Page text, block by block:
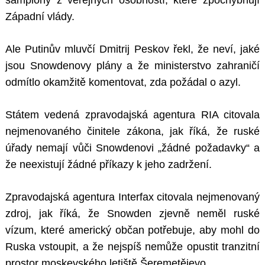
Západní vlády.
Ale Putinův mluvčí Dmitrij Peskov řekl, že neví, jaké
jsou Snowdenovy plány a že ministerstvo zahraničí
odmítlo okamžitě komentovat, zda požádal o azyl.
Státem vedená zpravodajská agentura RIA citovala
nejmenovaného činitele zákona, jak říká, že ruské
úřady nemají vůči Snowdenovi „žádné požadavky“ a
že neexistují žádné příkazy k jeho zadržení.
Zpravodajská agentura Interfax citovala nejmenovaný
zdroj, jak říká, že Snowden zjevně neměl ruské
vízum, které americký občan potřebuje, aby mohl do
Ruska vstoupit, a že nejspíš nemůže opustit tranzitní